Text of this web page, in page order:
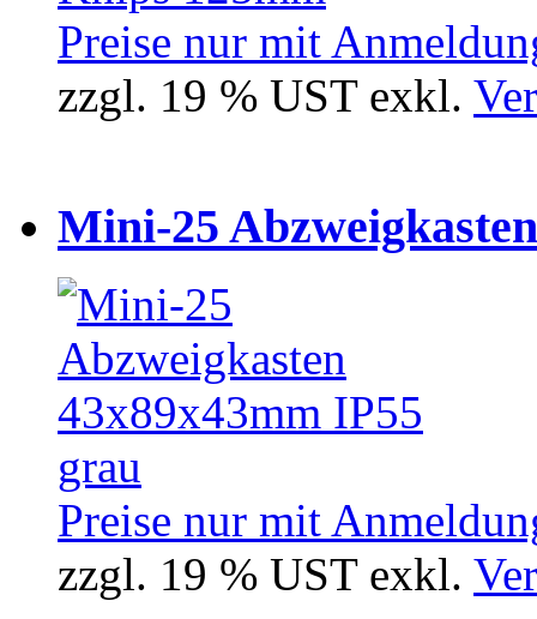
Preise nur mit
zzgl. 19 % UST exkl.
Mini-25
Preise nur mit
zzgl. 19 % UST exkl.